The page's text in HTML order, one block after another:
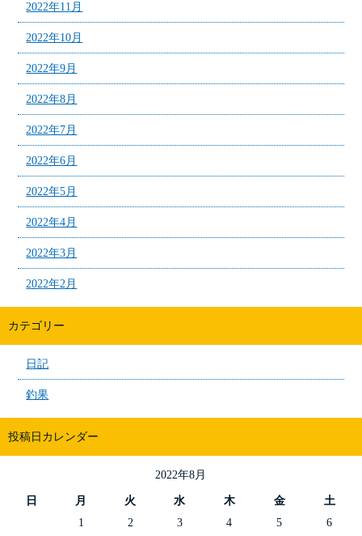
2022年11月
2022年10月
2022年9月
2022年8月
2022年7月
2022年6月
2022年5月
2022年4月
2022年3月
2022年2月
カテゴリー
日記
釣果
投稿日カレンダー
2022年8月
日 月 火 水 木 金
土
1
2 3 4 5 6